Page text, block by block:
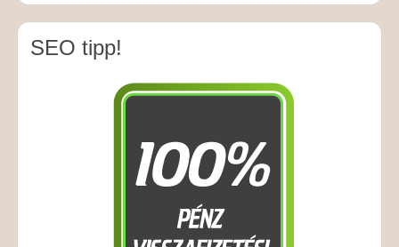
SEO tipp!